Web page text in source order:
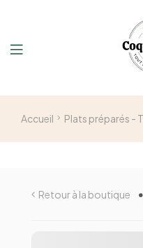
Accueil Plats préparés -
Retour à la boutique